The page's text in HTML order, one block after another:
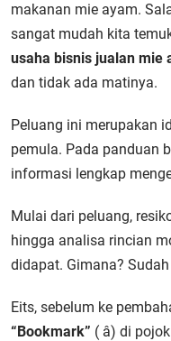
makanan mie ayam.
sangat mudah kita
usaha bisnis jualan mie
dan tidak ada matinya.
Peluang ini merupakan
pemula. Pada panduan
informasi lengkap
Mulai dari peluang,
hingga analisa rincian
didapat. Gimana?
Eits, sebelum ke
“Bookmark” ( â­) di